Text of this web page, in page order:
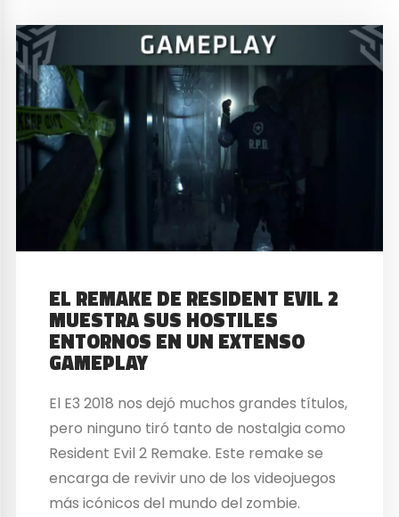
EL REMAKE DE RESIDENT EVIL 2
MUESTRA SUS HOSTILES
ENTORNOS EN UN EXTENSO
GAMEPLAY
El E3 2018 nos dejó muchos grandes títulos,
pero ninguno tiró tanto de nostalgia como
Resident Evil 2 Remake. Este remake se
encarga de revivir uno de los videojuegos
más icónicos del mundo del zombie.